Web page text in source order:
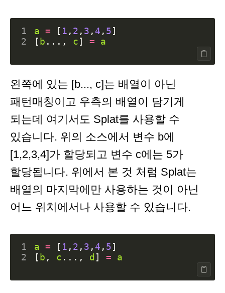
1 a = [ 1 , 2 , 3 ,4 , 5]
2
[b ..., c] = a
왼쪽에 있는 [b..., c]는 배열이 아닌
패턴매칭이고 우측의 배열이 담기게
되는데 여기서도 Splat를 사용할 수
있습니다. 위의 소스에서 변수 b에
[1,2,3,4]가 할당되고 변수 c에는 5가
할당됩니다. 위에서 본 것 처럼 Splat는
배열의 마지막에만 사용하는 것이 아닌
어느 위치에서나 사용할 수 있습니다.
1 a = [ 1 , 2 , 3 ,4 , 5]
2
[b , c ..., d] = a